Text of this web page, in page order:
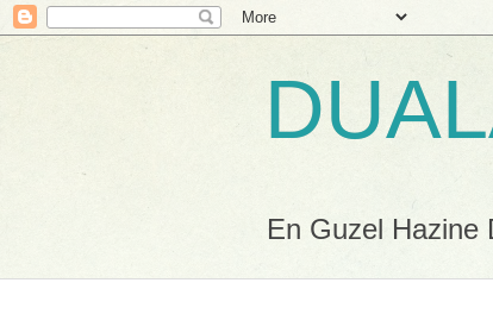
En Guzel Hazine